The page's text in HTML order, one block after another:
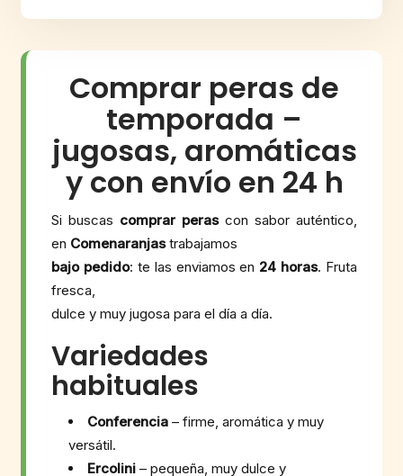
Comprar peras de
temporada –
jugosas, aromáticas
y con envío en 24 h
Si buscas comprar perascon sabor auténtico,
en Comenaranjastrabajamos
bajo pedido: te las enviamos en 24 horas. Fruta
fresca,
dulce y muy jugosa para el día a día.
Variedades
habituales
Conferencia – firme, aromática y muy
versátil.
Ercolini – pequeña, muy dulce y